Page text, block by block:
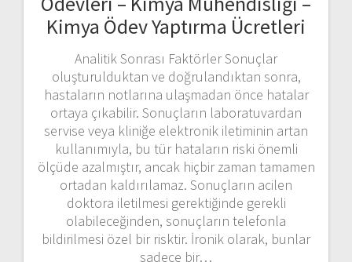
Kimya Ödev Yaptırma Ücretleri
Analitik Sonrası Faktörler Sonuçlar
oluşturulduktan ve doğrulandıktan sonra,
hastaların notlarına ulaşmadan önce hatalar
ortaya çıkabilir. Sonuçların laboratuvardan
servise veya kliniğe elektronik iletiminin artan
kullanımıyla, bu tür hataların riski önemli
ölçüde azalmıştır, ancak hiçbir zaman tamamen
ortadan kaldırılamaz. Sonuçların acilen
doktora iletilmesi gerektiğinde gerekli
olabileceğinden, sonuçların telefonla
bildirilmesi özel bir risktir. İronik olarak, bunlar
sadece bir…